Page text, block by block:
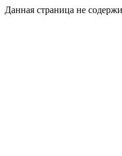
Данная страница не